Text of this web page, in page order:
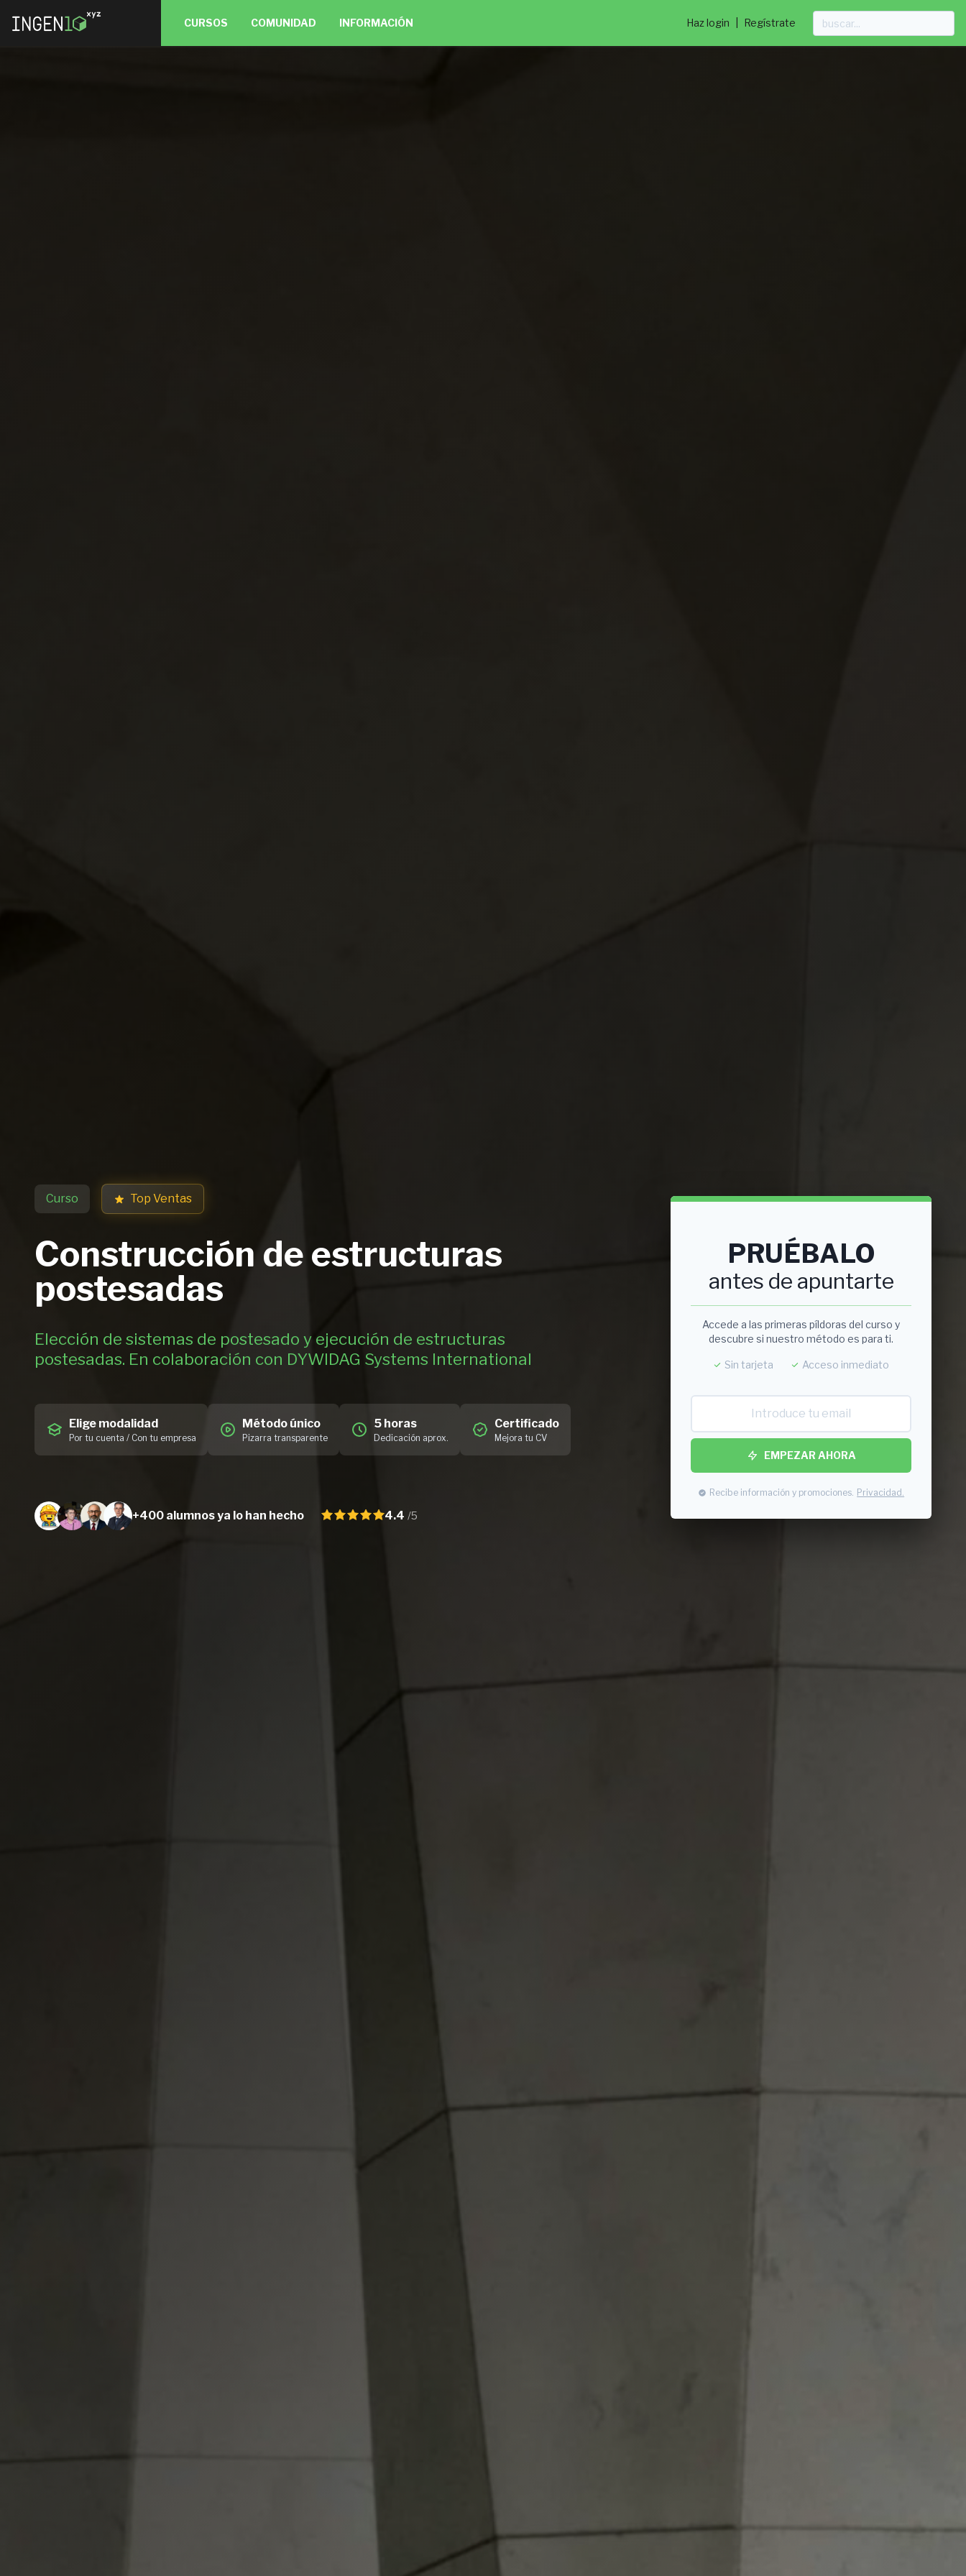
CURSOS COMUNIDAD INFORMACIÓN Haz login Regístrate
Curso Top Ventas
Construcción de estructuras
postesadas
Elección de sistemas de postesado y ejecución de estructuras
postesadas. En colaboración con DYWIDAG Systems International
Elige modalidad
Por tu cuenta / Con tu empresa
Método único
Pizarra transparente
5 horas
Dedicación aprox.
Certificado
Mejora tu CV
+400 alumnosya lo han hecho 4.4 /5
PRUÉBALO
antes de apuntarte
Accede a las primeras píldoras del curso y
descubre si nuestro método es para ti.
Sin tarjeta Acceso inmediato
EMPEZAR AHORA
Recibe información y promociones. Privacidad.